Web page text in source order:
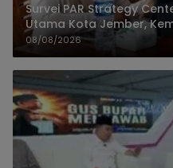
Survei PAR Strategy
Utama Kota Jember,
08/08/2026